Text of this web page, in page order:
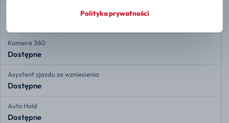
Kamera 360
Dostępne
Asystent zjazdu ze wzniesienia
Dostępne
Auto Hold
Dostępne
Polityka prywatności